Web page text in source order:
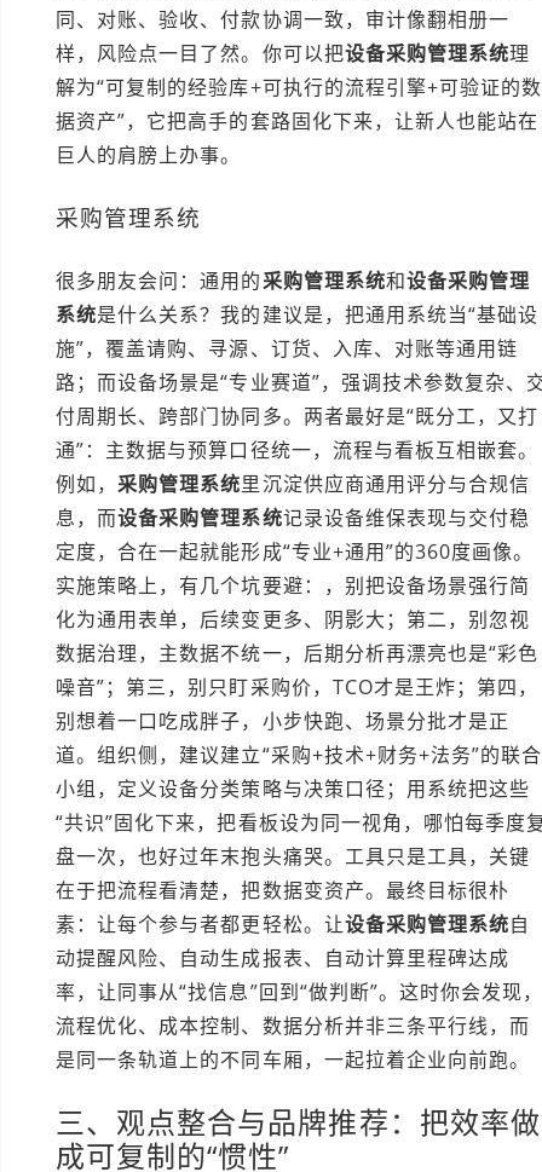
同、对账、验收、付款协调一致，审计像翻相册一
样，风险点一目了然。你可以把设备采购管理系统理
解为“可复制的经验库+可执行的流程引擎+可验证的数
据资产”，它把高手的套路固化下来，让新人也能站在
巨人的肩膀上办事。
采购管理系统
很多朋友会问：通用的采购管理系统和设备采购管理
系统是什么关系？我的建议是，把通用系统当“基础设
施”，覆盖请购、寻源、订货、入库、对账等通用链
路；而设备场景是“专业赛道”，强调技术参数复杂、
付周期长、跨部门协同多。两者最好是“既分工，又打
通”：主数据与预算口径统一，流程与看板互相嵌套。
例如，采购管理系统里沉淀供应商通用评分与合规信
息，而设备采购管理系统记录设备维保表现与交付稳
定度，合在一起就能形成“专业+通用”的360度画像。
实施策略上，有几个坑要避：，别把设备场景强行简
化为通用表单，后续变更多、阴影大；第二，别忽视
数据治理，主数据不统一，后期分析再漂亮也是“彩色
噪音”；第三，别只盯采购价，TCO才是王炸；第四，
别想着一口吃成胖子，小步快跑、场景分批才是正
道。组织侧，建议建立“采购+技术+财务+法务”的联合
小组，定义设备分类策略与决策口径；用系统把这些
“共识”固化下来，把看板设为同一视角，哪怕每季度
盘一次，也好过年末抱头痛哭。工具只是工具，关键
在于把流程看清楚，把数据变资产。最终目标很朴
素：让每个参与者都更轻松。让设备采购管理系统自
动提醒风险、自动生成报表、自动计算里程碑达成
率，让同事从“找信息”回到“做判断”。这时你会发现
流程优化、成本控制、数据分析并非三条平行线，而
是同一条轨道上的不同车厢，一起拉着企业向前跑。
三、观点整合与品牌推荐：把效率做
成可复制的“惯性”